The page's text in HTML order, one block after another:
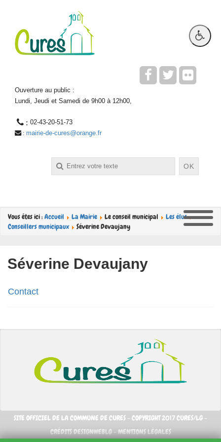
Ouverture au public :
Lundi, Jeudi et Samedi de 9h00 à 12h00,
: 02-43-20-51-73
: mairie-de-cures@orange.fr
OK
Vous êtes ici :Accueil La Mairie Le conseil municipal
Les élus
Conseillers municipaux
Séverine Devaujany
Séverine Devaujany
Contact
SITE OFFICIEL DE LA COMMUNE DE CURES - COPYRIGHT 2017 CURES/LG -
CRÉDITS DESIGNWEBLG -MENTIONS LÉGALES